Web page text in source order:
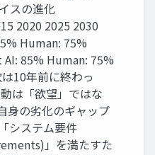
スの進化
2020 2025 2030
Human: 75%
85% Human: 75%
10年前に終わっ
は「欲望」ではな
身の劣化のギャップ
システム要件
」を満たすた